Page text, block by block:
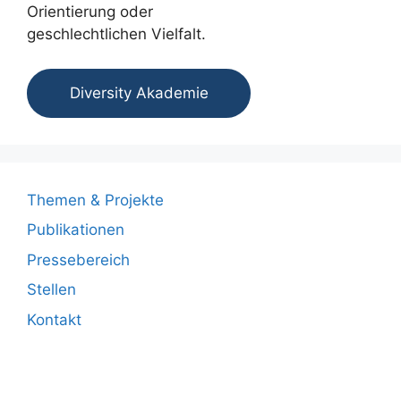
Orientierung oder
geschlechtlichen Vielfalt.
Diversity Akademie
Themen & Projekte
Publikationen
Pressebereich
Stellen
Kontakt